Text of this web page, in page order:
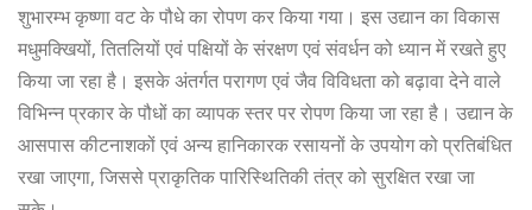
शुभारम्भ कृष्णा वट के पौधे का रोपण कर किया गया। इस उद्यान का विकास
मधुमक्खियों, तितलियों एवं पक्षियों के संरक्षण एवं संवर्धन को ध्यान में रखते हुए
किया जा रहा है। इसके अंतर्गत परागण एवं जैव विविधता को बढ़ावा देने वाले
विभिन्न प्रकार के पौधों का व्यापक स्तर पर रोपण किया जा रहा है। उद्यान के
आसपास कीटनाशकों एवं अन्य हानिकारक रसायनों के उपयोग को प्रतिबंधित
रखा जाएगा, जिससे प्राकृतिक पारिस्थितिकी तंत्र को सुरक्षित रखा जा